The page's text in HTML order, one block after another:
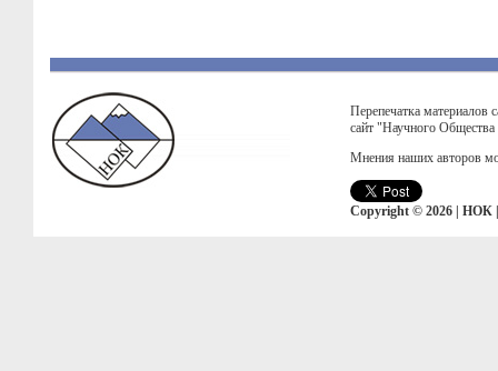
Перепечатка материалов
сайт "Научного
Мнения наших авторов
Copyright © 2026 | НОК